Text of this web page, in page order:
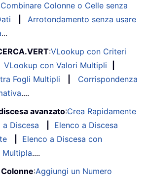
Combinare Colonne o Celle senza
Arrotondamento senza usare
...
:VLookup con Criteri
VLookup con Valori Multipli
Fogli Multipli
Corrispondenza
....
avanzato:Crea Rapidamente
a Discesa
Elenco a Discesa
Elenco a Discesa con
Multipla....
:Aggiungi un Numero